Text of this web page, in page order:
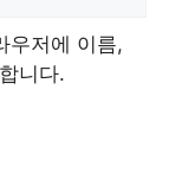
우저에 이름,
니다.